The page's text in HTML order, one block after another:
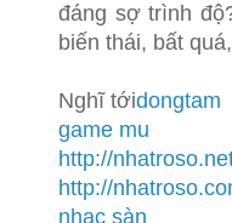
đáng sợ trình
biến thái, bất
Nghĩ tớidongtam
game mu
http://
http://
nhạc sàn